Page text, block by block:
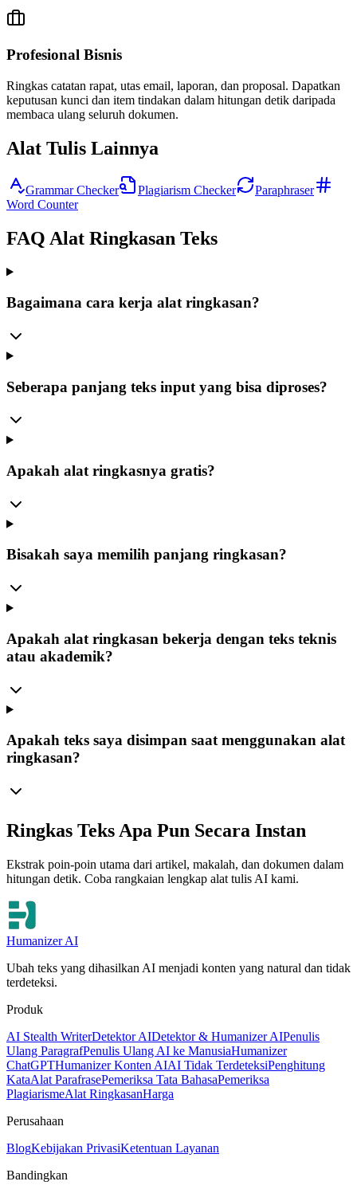
Profesional Bisnis
Ringkas catatan rapat, utas email, laporan, dan proposal. Dapatkan
keputusan kunci dan item tindakan dalam hitungan detik daripada
membaca ulang seluruh dokumen.
Alat Tulis Lainnya
Grammar Checker Plagiarism Checker
Paraphraser
Word Counter
FAQ Alat Ringkasan Teks
Bagaimana cara kerja alat ringkasan?
Seberapa panjang teks input yang bisa diproses?
Apakah alat ringkasnya gratis?
Bisakah saya memilih panjang ringkasan?
Apakah alat ringkasan bekerja dengan teks teknis
atau akademik?
Apakah teks saya disimpan saat menggunakan alat
ringkasan?
Ringkas Teks Apa Pun Secara Instan
Ekstrak poin-poin utama dari artikel, makalah, dan dokumen dalam
hitungan detik. Coba rangkaian lengkap alat tulis AI kami.
Humanizer AI
Ubah teks yang dihasilkan AI menjadi konten yang natural dan tidak
terdeteksi.
Produk
AI Stealth WriterDetektor AIDetektor & Humanizer AIPenulis
Ulang ParagrafPenulis Ulang AI ke ManusiaHumanizer
ChatGPTHumanizer Konten AIAI Tidak TerdeteksiPenghitung
KataAlat ParafrasePemeriksa Tata BahasaPemeriksa
PlagiarismeAlat RingkasanHarga
Perusahaan
BlogKebijakan PrivasiKetentuan Layanan
Bandingkan